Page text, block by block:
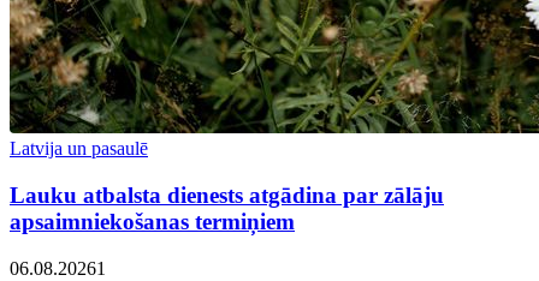
Latvija un pasaulē
Lauku atbalsta dienests atgādina par zālāju
apsaimniekošanas termiņiem
06.08.20261